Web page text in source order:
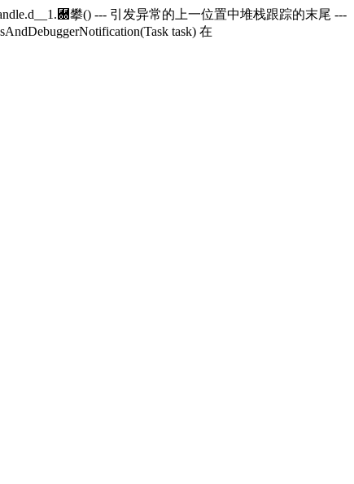
d__1.＀攀() --- 引发异常的上一位置中堆栈跟踪的末尾 ---
task) 在